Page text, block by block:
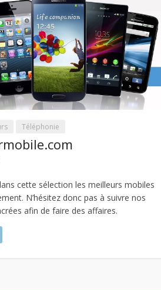
Téléphonie
cette sélection les meilleurs mobiles
N’hésitez donc pas à suivre nos
afin de faire des affaires.